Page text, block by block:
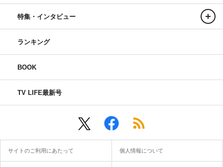
特集・インタビュー
ランキング
BOOK
TV LIFE最新号
サイトのご利用にあたって 個人情報について